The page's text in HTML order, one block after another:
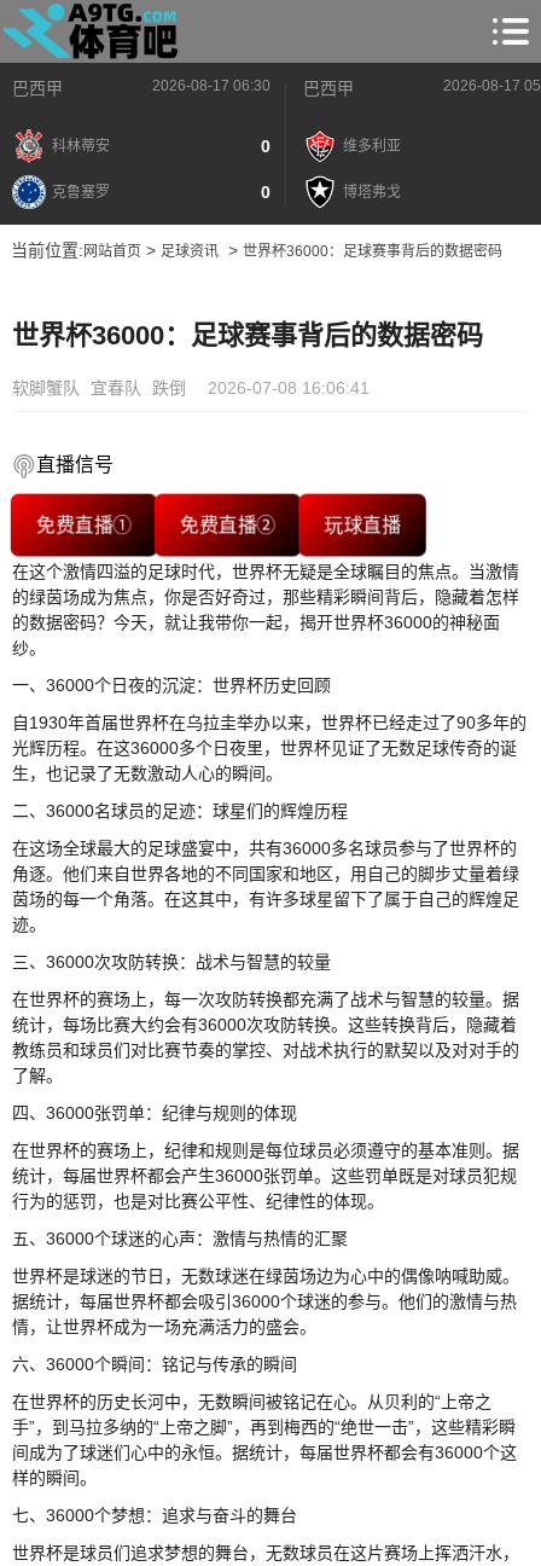
巴西甲 2026-08-17 06:30
科林蒂安 0
克鲁塞罗 0
巴西甲 2026-08-17
维多利亚
博塔弗戈
当前位置: 网站首页> 足球资讯> 世界杯36000：足球赛事背后的数据密码
世界杯36000：足球赛事背后的数据密码
软脚蟹队 宜春队 跌倒 2026-07-08 16:06:41
直播信号
免费直播① 免费直播② 玩球直播
在这个激情四溢的足球时代，世界杯无疑是全球瞩目的焦点。当激情
的绿茵场成为焦点，你是否好奇过，那些精彩瞬间背后，隐藏着怎样
的数据密码？今天，就让我带你一起，揭开世界杯36000的神秘面
纱。
一、36000个日夜的沉淀：世界杯历史回顾
自1930年首届世界杯在乌拉圭举办以来，世界杯已经走过了90多年的
光辉历程。在这36000多个日夜里，世界杯见证了无数足球传奇的诞
生，也记录了无数激动人心的瞬间。
二、36000名球员的足迹：球星们的辉煌历程
在这场全球最大的足球盛宴中，共有36000多名球员参与了世界杯的
角逐。他们来自世界各地的不同国家和地区，用自己的脚步丈量着绿
茵场的每一个角落。在这其中，有许多球星留下了属于自己的辉煌足
迹。
三、36000次攻防转换：战术与智慧的较量
在世界杯的赛场上，每一次攻防转换都充满了战术与智慧的较量。据
统计，每场比赛大约会有36000次攻防转换。这些转换背后，隐藏着
教练员和球员们对比赛节奏的掌控、对战术执行的默契以及对对手的
了解。
四、36000张罚单：纪律与规则的体现
在世界杯的赛场上，纪律和规则是每位球员必须遵守的基本准则。据
统计，每届世界杯都会产生36000张罚单。这些罚单既是对球员犯规
行为的惩罚，也是对比赛公平性、纪律性的体现。
五、36000个球迷的心声：激情与热情的汇聚
世界杯是球迷的节日，无数球迷在绿茵场边为心中的偶像呐喊助威。
据统计，每届世界杯都会吸引36000个球迷的参与。他们的激情与热
情，让世界杯成为一场充满活力的盛会。
六、36000个瞬间：铭记与传承的瞬间
在世界杯的历史长河中，无数瞬间被铭记在心。从贝利的“上帝之
手”，到马拉多纳的“上帝之脚”，再到梅西的“绝世一击”，这些精彩瞬
间成为了球迷们心中的永恒。据统计，每届世界杯都会有36000个这
样的瞬间。
七、36000个梦想：追求与奋斗的舞台
世界杯是球员们追求梦想的舞台，无数球员在这片赛场上挥洒汗水，